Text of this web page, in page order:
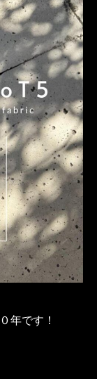
年です！